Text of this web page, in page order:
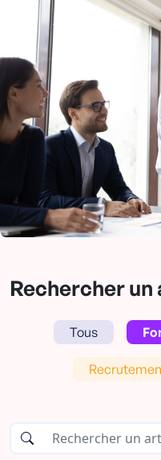
Rechercher
Tous